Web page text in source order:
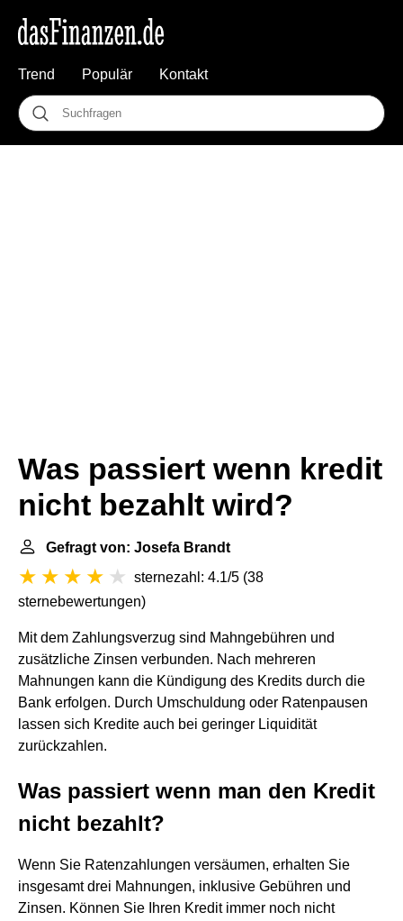
Trend Populär Kontakt
Was passiert wenn kredit
nicht bezahlt wird?
Gefragt von: Josefa Brandt
sternezahl: 4.1/5 (38
sternebewertungen)
Mit dem Zahlungsverzug sind Mahngebühren und
zusätzliche Zinsen verbunden. Nach mehreren
Mahnungen kann die Kündigung des Kredits durch die
Bank erfolgen. Durch Umschuldung oder Ratenpausen
lassen sich Kredite auch bei geringer Liquidität
zurückzahlen.
Was passiert wenn man den Kredit
nicht bezahlt?
Wenn Sie Ratenzahlungen versäumen, erhalten Sie
insgesamt drei Mahnungen, inklusive Gebühren und
Zinsen. Können Sie Ihren Kredit immer noch nicht